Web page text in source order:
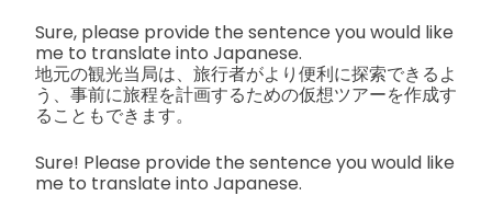
Sure, please provide the sentence you would like
me to translate into Japanese.
地元の観光当局は、旅行者がより便利に探索できるよ
う、事前に旅程を計画するための仮想ツアーを作成す
ることもできます。
Sure! Please provide the sentence you would like
me to translate into Japanese.